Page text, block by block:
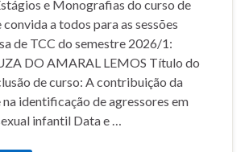
e Monografias do curso de
a todos para as sessões
de TCC do semestre 2026/1:
DO AMARAL LEMOS Título do
de curso: A contribuição da
identificação de agressores em
infantil Data e …